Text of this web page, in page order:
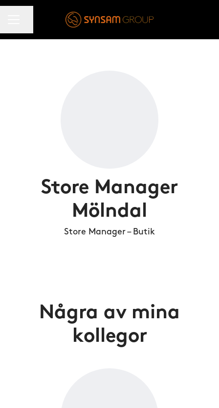
Store Manager
Mölndal
Store Manager – Butik
Några av mina
kollegor